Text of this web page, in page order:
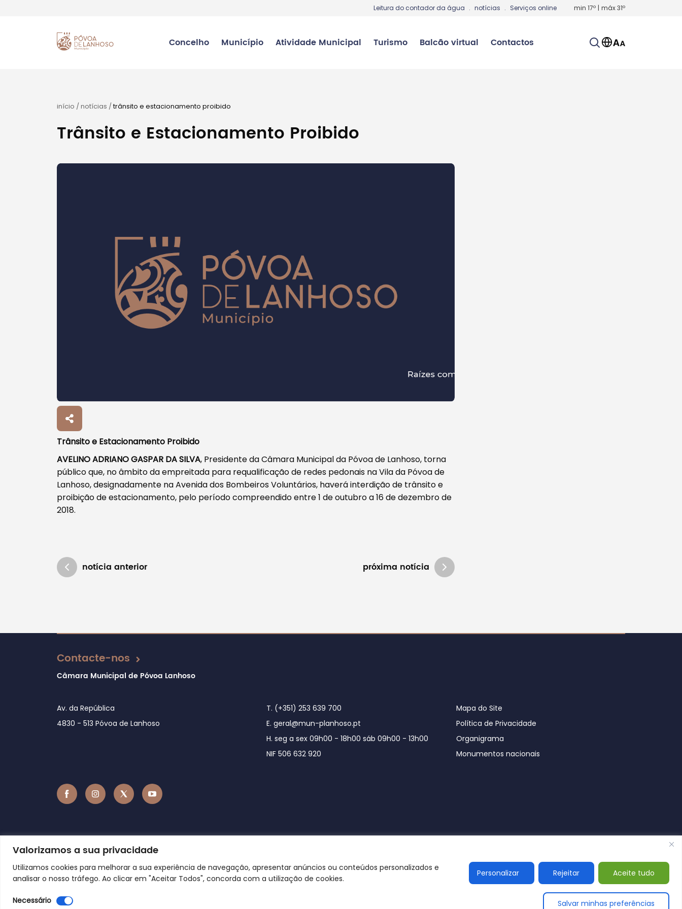
Valorizamos a sua privacidade
Utilizamos cookies para melhorar a sua experiência de navegação, apresentar anúncios ou conteúdos personalizados e
analisar o nosso tráfego. Ao clicar em "Aceitar Todos", concorda com a utilização de cookies.
Personalizar Rejeitar Aceite tudo
Necessário Salvar minhas preferências
Leitura do contador da água . notícias . Serviços online min 17º | máx31º
Concelho Município Atividade Municipal Turismo Balcão virtual Contactos
Tipo de conteúdo
início /notícias /trânsito e estacionamento proibido
Trânsito e Estacionamento Proibido
Trânsito e Estacionamento Proibido
AVELINO ADRIANO GASPAR DA SILVA, Presidente da Câmara Municipal da Póvoa de Lanhoso, torna
público que, no âmbito da empreitada para requalificação de redes pedonais na Vila da Póvoa de
Lanhoso, designadamente na Avenida dos Bombeiros Voluntários, haverá interdição de trânsito e
proibição de estacionamento, pelo período compreendido entre 1 de outubro a 16 de dezembro de
2018.
notícia anterior próxima notícia
Atualizado em 25/09/2018
Contacte-nos
Câmara Municipal de Póvoa Lanhoso
Av. da República
4830 - 513 Póvoa de Lanhoso
T. (+351) 253 639 700
E. geral@mun-planhoso.pt
H. seg a sex 09h00 - 18h00 sáb 09h00 - 13h00
NIF 506 632 920
Mapa do Site
Política de Privacidade
Organigrama
Monumentos nacionais